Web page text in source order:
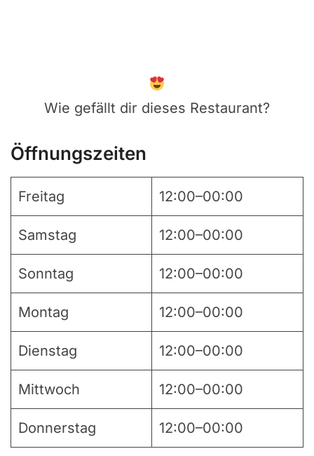
Wie gefällt dir dieses Restaurant?
Öffnungszeiten
Freitag 12:00–00:00
Samstag 12:00–00:00
Sonntag 12:00–00:00
Montag 12:00–00:00
Dienstag 12:00–00:00
Mittwoch 12:00–00:00
Donnerstag 12:00–00:00